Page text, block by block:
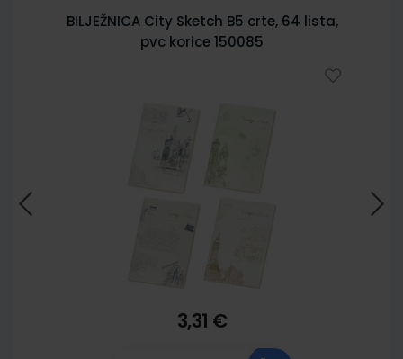
BILJEŽNICA City Sketch B5 crte, 64 lista,
pvc korice 150085
3,31 €